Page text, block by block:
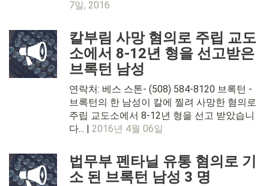
7일, 2016
칼부림 사망 혐의로 주립 교도
소에서 8-12년 형을 선고받은
브록턴 남성
연락처: 베스 스톤- (508) 584-8120 브록턴 -
브록턴의 한 남성이 칼에 찔려 사망한 혐의로
주립 교도소에서 8-12년 형을 선고 받았습니
다... | 2016년 4월 06일
법무부 펜타닐 유통 혐의로 기
소 된 브록턴 남성 3 명